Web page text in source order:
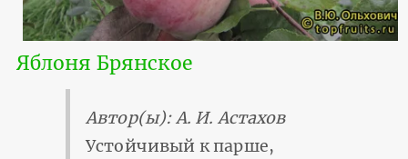
Яблоня Брянское
Автор(ы): А. И. Астахов
Устойчивый к парше,